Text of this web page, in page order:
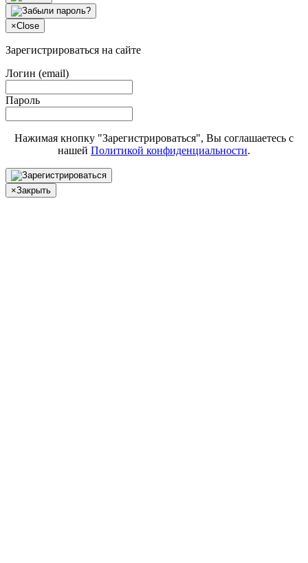
×Close
Зарегистрироваться на сайте
Логин (email)
Пароль
Нажимая кнопку "Зарегистрироваться", Вы соглашаетесь с
нашей Политикой конфиденциальности.
×Закрыть